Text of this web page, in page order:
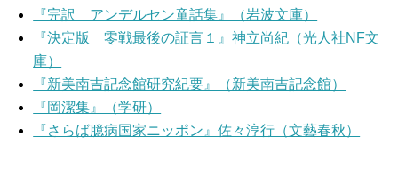
『完訳 アンデルセン童話集』（岩波文庫）
『決定版 零戦最後の証言１』神立尚紀（光人社NF文
庫）
『新美南吉記念館研究紀要』（新美南吉記念館）
『岡潔集』（学研）
『さらば臆病国家ニッポン』佐々淳行（文藝春秋）